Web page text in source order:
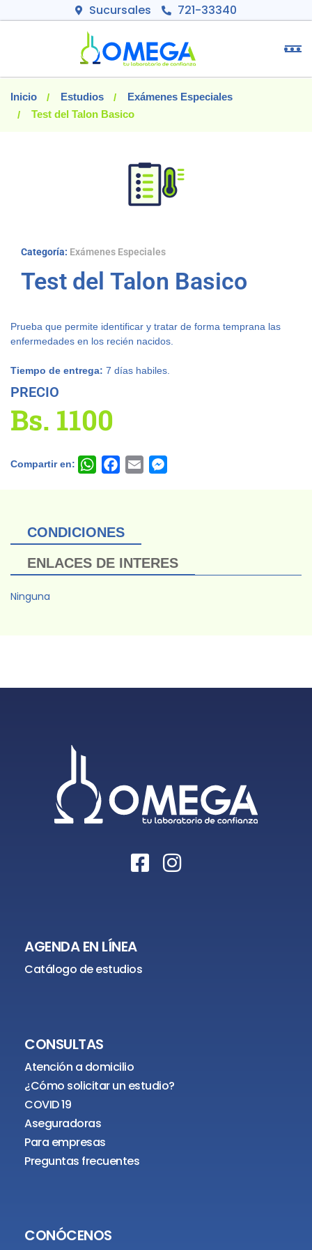
Sucursales 721-33340
Inicio Estudios
Exámenes Especiales
Test del Talon Basico
Categoría: Exámenes Especiales
Test del Talon Basico
Prueba que permite identificar y tratar de forma temprana las
enfermedades en los recién nacidos.
Tiempo de entrega: 7 días habiles.
PRECIO
Bs. 1100
Compartir en: WhatsAppFacebook
Email
CONDICIONES
ENLACES DE INTERES
Ninguna
AGENDA EN LÍNEA
Catálogo de estudios
CONSULTAS
Atención a domicilio
¿Cómo solicitar un estudio?
COVID 19
Aseguradoras
Para empresas
Preguntas frecuentes
CONÓCENOS